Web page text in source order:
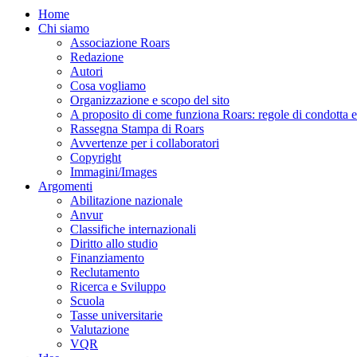
Home
Chi siamo
Associazione Roars
Redazione
Autori
Cosa vogliamo
Organizzazione e scopo del sito
A proposito di come funziona Roars: regole di condotta
Rassegna Stampa di Roars
Avvertenze per i collaboratori
Copyright
Immagini/Images
Argomenti
Abilitazione nazionale
Anvur
Classifiche internazionali
Diritto allo studio
Finanziamento
Reclutamento
Ricerca e Sviluppo
Scuola
Tasse universitarie
Valutazione
VQR